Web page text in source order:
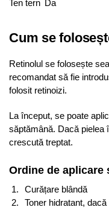
Ten tern Da
Cum se
Retinolul se folosește
recomandat să fie
folosit retinoizi.
La început, se poate
săptămână. Dacă pielea
crescută treptat.
Ordine de aplicare
Curățare blândă
Toner hidratant,